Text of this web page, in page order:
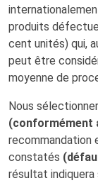
produits
cent unités) qui,
peut être
moyenne de
Nous
(conformément
recommandation
constatés
résultat